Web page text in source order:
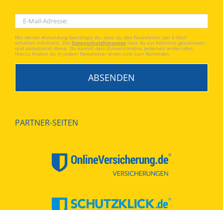
Mit deiner Anmeldung bestätigst du, dass du den Newsletter per E-Mail
erhalten möchtest. Die Datenschutzhinweise hast du zur Kenntnis genommen
und akzeptierst diese. Du kannst dein Einverständnis jederzeit widerrufen.
Hierzu findest du in jedem Newsletter einen Link zum Abmelden.
PARTNER-SEITEN